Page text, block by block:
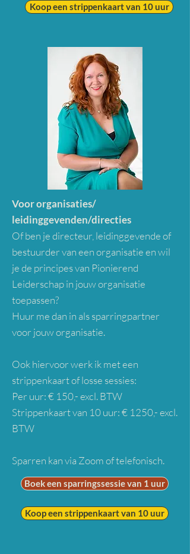
Koop een strippenkaart van 10 uur
Voor organisaties/
leidinggevenden/directies
Of ben je directeur, leidinggevende of
bestuurder van een organisatie en wil
je de principes van Pionierend
Leiderschap in jouw organisatie
toepassen?
Huur me dan in als sparringpartner
voor jouw organisatie.
Ook hiervoor werk ik met een
strippenkaart of losse sessies:
Per uur: € 150,- excl. BTW
Strippenkaart van 10 uur: € 1250,- excl.
BTW
Sparren kan via Zoom of telefonisch.
Boek een sparringssessie van 1 uur
Koop een strippenkaart van 10 uur